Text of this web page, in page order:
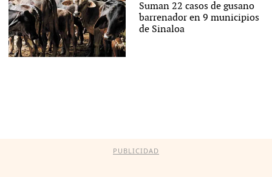
Suman 22 casos de gusano
barrenador en 9 municipios
de Sinaloa
PUBLICIDAD